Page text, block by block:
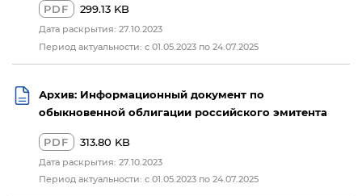
PDF 299.13 KB
Дата раскрытия: 27.10.2023
Период актуальности: с 01.05.2023 по 24.07.2025
Архив: Информационный документ по
обыкновенной облигации российского эмитента
PDF 313.80 KB
Дата раскрытия: 27.10.2023
Период актуальности: с 01.05.2023 по 24.07.2025